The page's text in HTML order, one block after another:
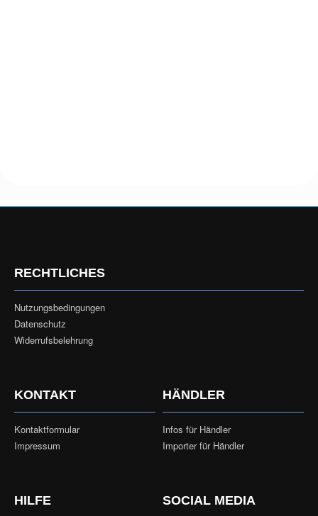
RECHTLICHES
Nutzungsbedingungen
Datenschutz
Widerrufsbelehrung
KONTAKT
Kontaktformular
Impressum
HÄNDLER
Infos für Händler
Importer für Händler
HILFE SOCIAL MEDIA